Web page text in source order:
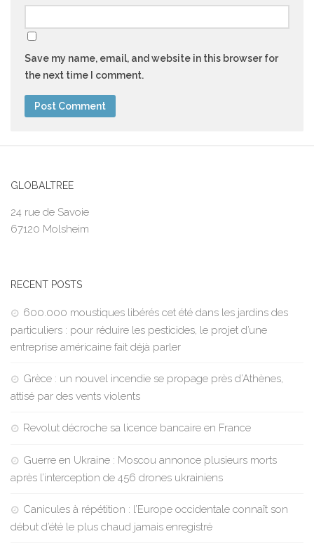
Save my name, email, and website in this browser for
the next time I comment.
GLOBALTREE
24 rue de Savoie
67120 Molsheim
RECENT POSTS
600.000 moustiques libérés cet été dans les jardins des
particuliers : pour réduire les pesticides, le projet d’une
entreprise américaine fait déjà parler
Grèce : un nouvel incendie se propage près d’Athènes,
attisé par des vents violents
Revolut décroche sa licence bancaire en France
Guerre en Ukraine : Moscou annonce plusieurs morts
après l’interception de 456 drones ukrainiens
Canicules à répétition : l’Europe occidentale connaît son
début d’été le plus chaud jamais enregistré